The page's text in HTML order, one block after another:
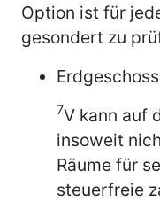
Option ist für
gesondert zu
Erdgeschoss
7V kann auf
insoweit
Räume für
steuerfreie